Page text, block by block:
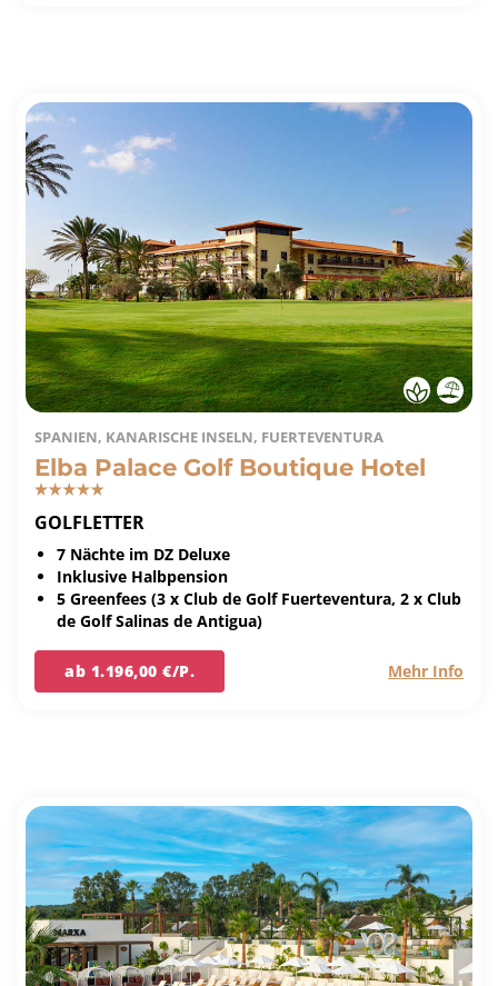
SPANIEN, KANARISCHE INSELN, FUERTEVENTURA
Elba Palace Golf Boutique Hotel
GOLFLETTER
7 Nächte im DZ Deluxe
Inklusive Halbpension
5 Greenfees (3 x Club de Golf Fuerteventura, 2 x Club
de Golf Salinas de Antigua)
ab 1.196,00 €/P. Mehr Info